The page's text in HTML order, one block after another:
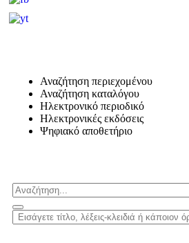
Αναζήτηση περιεχομένου
Αναζήτηση καταλόγου
Ηλεκτρονικό περιοδικό
Ηλεκτρονικές εκδόσεις
Ψηφιακό αποθετήριο